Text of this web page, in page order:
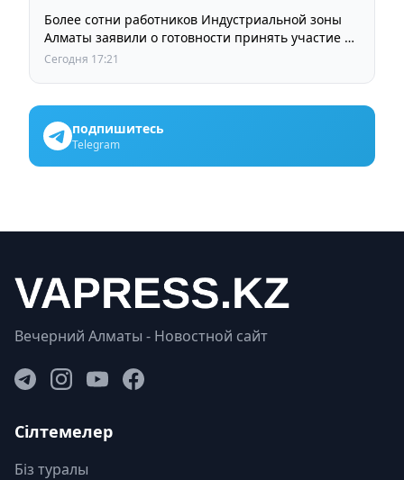
Более сотни работников Индустриальной зоны
Алматы заявили о готовности принять участие в
выборах членов Курылтая
Сегодня 17:21
подпишитесь
Telegram
Вечерний Алматы - Новостной сайт
Сілтемелер
Біз туралы